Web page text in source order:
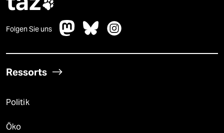

Folgen Sie uns
Ressorts
Politik
Öko